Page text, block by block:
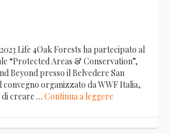
Life 4Oak Forests ha partecipato al
“Protected Areas & Conservation”,
Beyond presso il Belvedere San
convegno organizzato da WWF Italia,
di creare … Continua a leggere